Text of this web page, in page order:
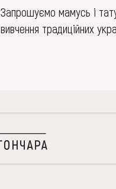
Запрошуємо мамусь і
вивчення традиційних